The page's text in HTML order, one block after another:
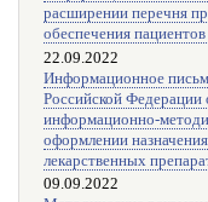
расширении перечня
обеспечения
22.09.2022
Информационное
Российской
информационно-
оформлении
лекарственных
09.09.2022